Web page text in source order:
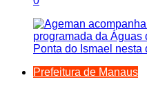
Prefeitura de Manaus